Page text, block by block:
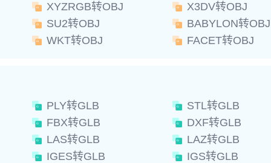
XYZRGB转OBJ X3DV转OBJ
SU2转OBJ BABYLON转OBJ
WKT转OBJ FACET转OBJ
PLY转GLB STL转GLB
FBX转GLB DXF转GLB
LAS转GLB LAZ转GLB
IGES转GLB IGS转GLB